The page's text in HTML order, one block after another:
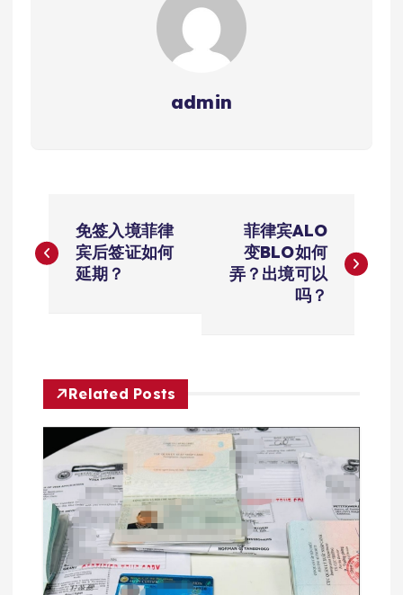
admin
章
免签入境菲律
宾后签证如何
延期？
菲律宾ALO
变BLO如何
弄？出境可以
吗？
Related Posts